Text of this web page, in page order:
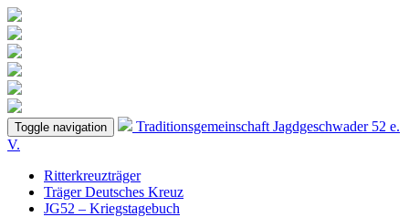
Toggle navigation Traditionsgemeinschaft Jagdgeschwader 52 e.
V.
Ritterkreuzträger
Träger Deutsches Kreuz
JG52 – Kriegstagebuch